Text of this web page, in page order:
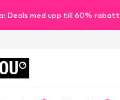
Deals med upp till 60% rabatt